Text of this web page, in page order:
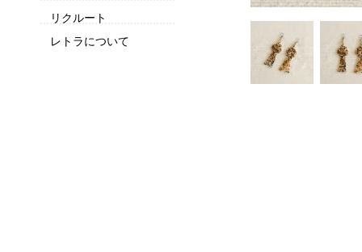
リクルート
レトラについて